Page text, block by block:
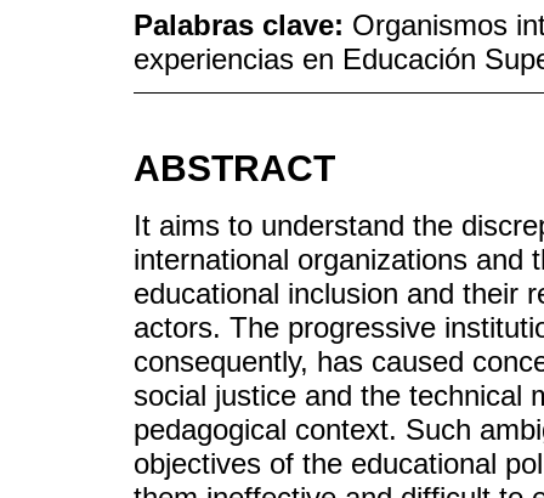
Palabras clave: Organismos
experiencias en Educación
ABSTRACT
It aims to understand the
international organizations and
educational inclusion and their
actors. The progressive
consequently, has caused
social justice and the technical
pedagogical context. Such
objectives of the educational